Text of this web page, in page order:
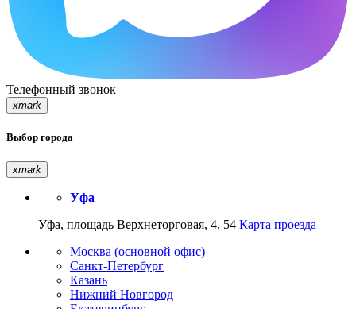
Телефонный звонок
xmark
Выбор города
xmark
Уфа
Уфа, площадь Верхнеторговая, 4, 54 Карта проезда
Москва (основной офис)
Санкт-Петербург
Казань
Нижний Новгород